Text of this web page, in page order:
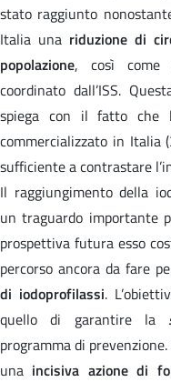
stato raggiunto
Italia una riduzione di
popolazione, così come
coordinato dall’ISS.
spiega con il fatto che
commercializzato in Italia
sufficiente a contrastare
Il raggiungimento della
un traguardo importante
prospettiva futura esso
percorso ancora da fare
di iodoprofilassi.
quello di garantire la
programma di
una incisiva azione di